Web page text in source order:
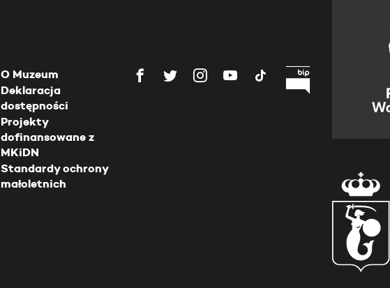
O Muzeum
Deklaracja
dostępności
Projekty
dofinansowane z
MKiDN
Standardy ochrony
małoletnich